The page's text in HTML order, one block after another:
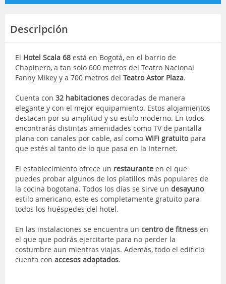
Descripción
El Hotel Scala 68 está en Bogotá, en el barrio de
Chapinero, a tan solo 600 metros del Teatro Nacional
Fanny Mikey y a 700 metros del Teatro Astor Plaza.
Cuenta con 32 habitaciones decoradas de manera
elegante y con el mejor equipamiento. Estos alojamientos
destacan por su amplitud y su estilo moderno. En todos
encontrarás distintas amenidades como TV de pantalla
plana con canales por cable, así como WiFi gratuitopara
que estés al tanto de lo que pasa en la Internet.
El establecimiento ofrece un restaurante en el que
puedes probar algunos de los platillos más populares de
la cocina bogotana. Todos los días se sirve un desayuno
estilo americano, este es completamente gratuito para
todos los huéspedes del hotel.
En las instalaciones se encuentra un centro de fitness en
el que que podrás ejercitarte para no perder la
costumbre aun mientras viajas. Además, todo el edificio
cuenta con accesos adaptados.